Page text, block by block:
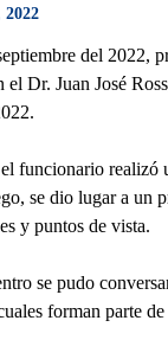
2022
del 2022,
el Dr. Juan José
funcionario realizó
se dio lugar a un
y puntos de vista.
se pudo
forman parte